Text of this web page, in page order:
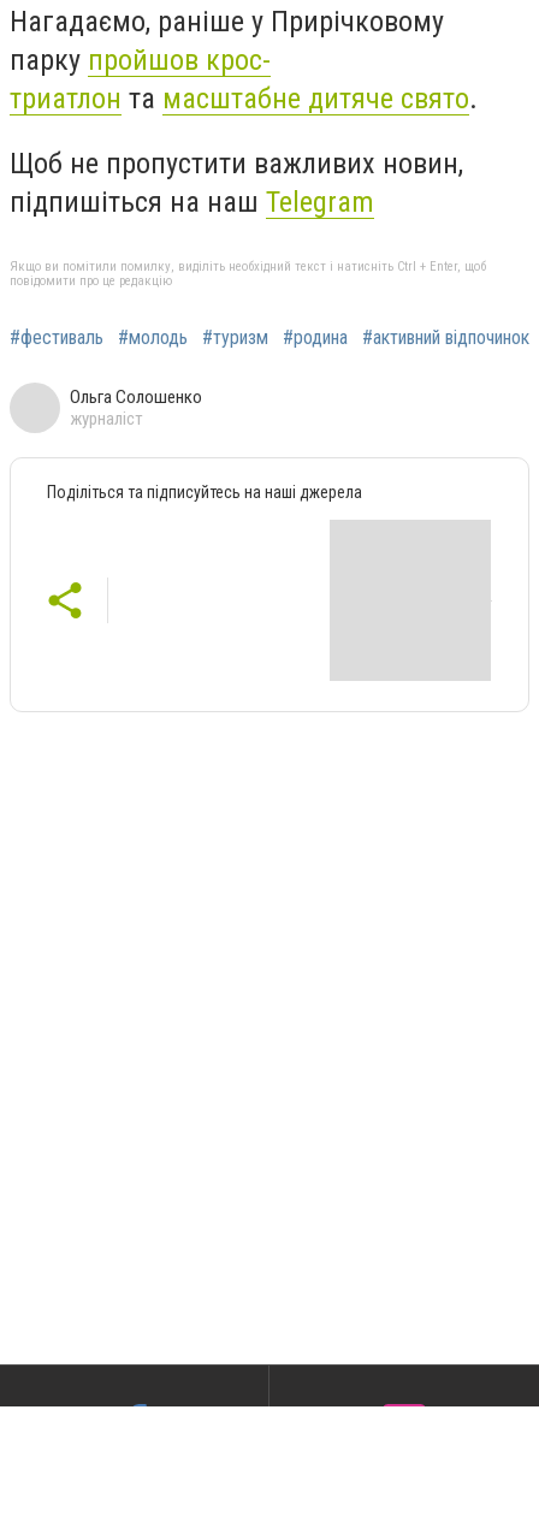
Нагадаємо, раніше у Прирічковому
парку пройшов крос-
триатлон та масштабне дитяче свято.
Щоб не пропустити важливих новин,
підпишіться на наш Telegram
Якщо ви помітили помилку, виділіть необхідний текст і натисніть Ctrl + Enter, щоб
повідомити про це редакцію
#фестиваль #молодь #туризм #родина #активний відпочинок
Ольга Солошенко
журналіст
Поділіться та підписуйтесь на наші джерела